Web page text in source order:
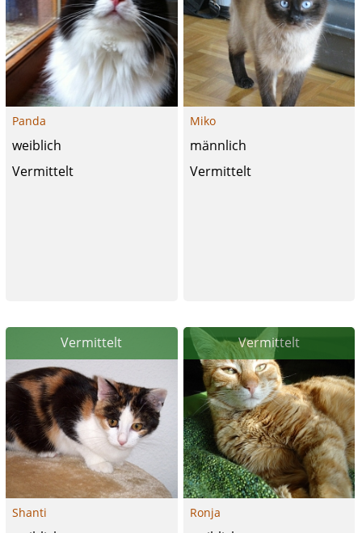
Panda
weiblich
Vermittelt
Miko
männlich
Vermittelt
Vermittelt
Shanti
Vermittelt
Ronja